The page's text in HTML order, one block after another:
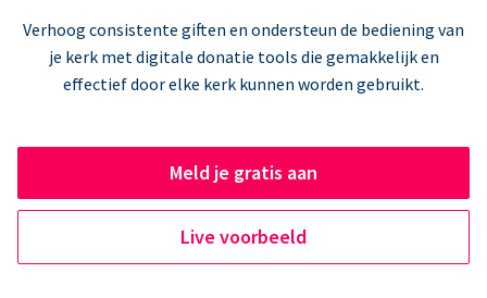
Verhoog consistente giften en ondersteun de bediening van
je kerk met digitale donatie tools die gemakkelijk en
effectief door elke kerk kunnen worden gebruikt.
Meld je gratis aan
Live voorbeeld